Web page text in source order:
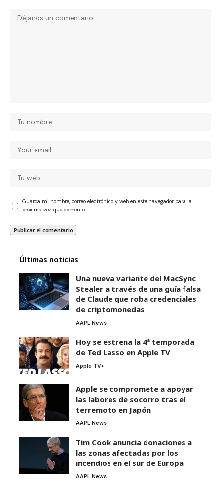
Guarda mi nombre, correo electrónico y web en este navegador para la
próxima vez que comente.
Últimas noticias
Una nueva variante del MacSync
Stealer a través de una guía falsa
de Claude que roba credenciales
de criptomonedas
AAPL News
Hoy se estrena la 4ª temporada
de Ted Lasso en Apple TV
Apple TV+
Apple se compromete a apoyar
las labores de socorro tras el
terremoto en Japón
AAPL News
Tim Cook anuncia donaciones a
las zonas afectadas por los
incendios en el sur de Europa
AAPL News